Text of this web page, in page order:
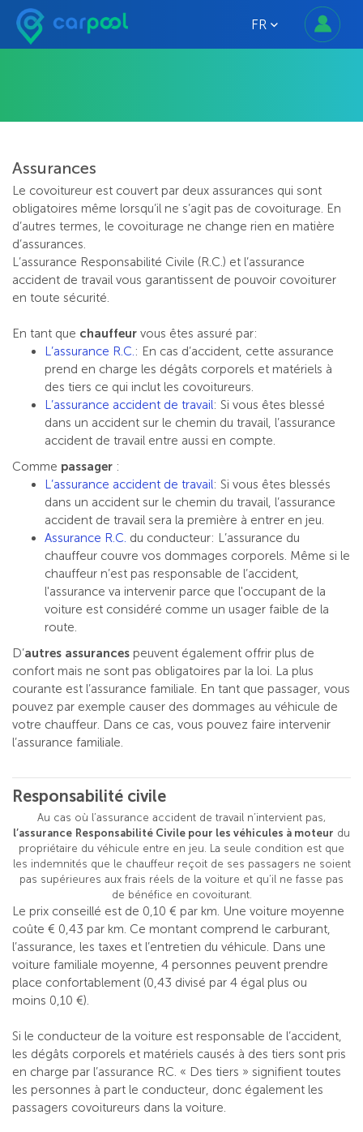
FR
Assurances
Le covoitureur est couvert par deux assurances qui sont
obligatoires même lorsqu’il ne s’agit pas de covoiturage. En
d’autres termes, le covoiturage ne change rien en matière
d’assurances.
L’assurance Responsabilité Civile (R.C.) et l’assurance
accident de travail vous garantissent de pouvoir covoiturer
en toute sécurité.
En tant que chauffeur vous êtes assuré par:
L’assurance R.C.: En cas d’accident, cette assurance
prend en charge les dégâts corporels et matériels à
des tiers ce qui inclut les covoitureurs.
L’assurance accident de travail: Si vous êtes blessé
dans un accident sur le chemin du travail, l’assurance
accident de travail entre aussi en compte.
Comme passager :
L’assurance accident de travail: Si vous êtes blessés
dans un accident sur le chemin du travail, l’assurance
accident de travail sera la première à entrer en jeu.
Assurance R.C. du conducteur: L’assurance du
chauffeur couvre vos dommages corporels. Même si le
chauffeur n’est pas responsable de l’accident,
l'assurance va intervenir parce que l'occupant de la
voiture est considéré comme un usager faible de la
route.
D’autres assurances peuvent également offrir plus de
confort mais ne sont pas obligatoires par la loi. La plus
courante est l’assurance familiale. En tant que passager, vous
pouvez par exemple causer des dommages au véhicule de
votre chauffeur. Dans ce cas, vous pouvez faire intervenir
l’assurance familiale.
Responsabilité civile
Au cas où l’assurance accident de travail n’intervient pas,
l’assurance Responsabilité Civile pour les véhicules à moteur du
propriétaire du véhicule entre en jeu. La seule condition est que
les indemnités que le chauffeur reçoit de ses passagers ne soient
pas supérieures aux frais réels de la voiture et qu’il ne fasse pas
de bénéfice en covoiturant.
Le prix conseillé est de 0,10 € par km. Une voiture moyenne
coûte € 0,43 par km. Ce montant comprend le carburant,
l’assurance, les taxes et l’entretien du véhicule. Dans une
voiture familiale moyenne, 4 personnes peuvent prendre
place confortablement (0,43 divisé par 4 égal plus ou
moins 0,10 €).
Si le conducteur de la voiture est responsable de l’accident,
les dégâts corporels et matériels causés à des tiers sont pris
en charge par l’assurance RC. « Des tiers » signifient toutes
les personnes à part le conducteur, donc également les
passagers covoitureurs dans la voiture.